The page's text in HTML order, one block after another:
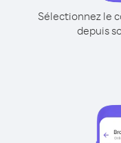
Sélectionnez le
depuis